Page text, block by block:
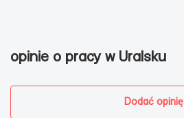
opinie o pracy w Uralsku
Dodać opinię